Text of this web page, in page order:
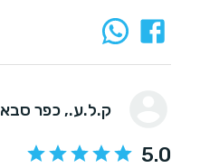
ק.ל.ע., כפר סבא
5.0